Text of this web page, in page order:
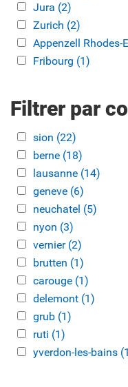
Apply Jura filter
Jura (2)
Apply Zurich filter
Zurich (2)
Apply Appenzell
Appenzell Rhodes-
Apply Fribourg filter
Fribourg (1)
Filtrer par
Apply sion filter
sion (22)
Apply berne filter
berne (18)
Apply lausanne filter
lausanne (14)
Apply geneve filter
geneve (6)
Apply neuchatel filter
neuchatel (5)
Apply nyon filter
nyon (3)
Apply vernier filter
vernier (2)
Apply brutten filter
brutten (1)
Apply carouge filter
carouge (1)
Apply delemont filter
delemont (1)
Apply grub filter
grub (1)
Apply ruti filter
ruti (1)
Apply yverdon-les-
yverdon-les-bains